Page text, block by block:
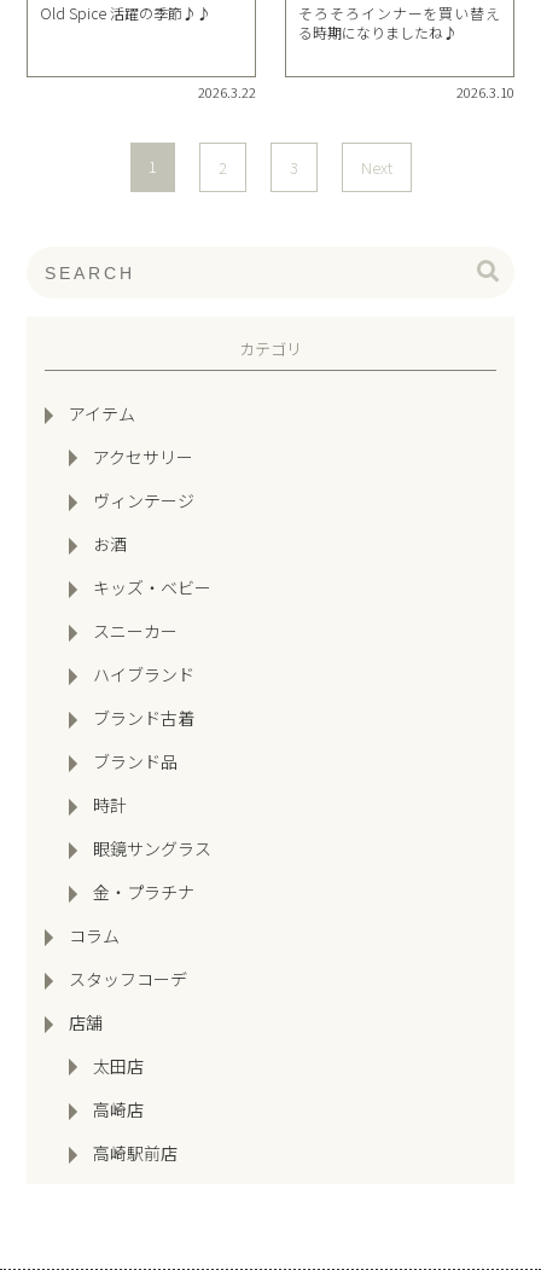
Old Spice 活躍の季節♪♪
2026.3.22
そろそろインナーを買い替え
る時期になりましたね♪
2026.3.10
1 2 3 Next
カテゴリ
アイテム
アクセサリー
ヴィンテージ
お酒
キッズ・ベビー
スニーカー
ハイブランド
ブランド古着
ブランド品
時計
眼鏡サングラス
金・プラチナ
コラム
スタッフコーデ
店舗
太田店
高崎店
高崎駅前店